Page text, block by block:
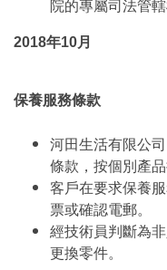
院的專屬司法管轄
2018年10月
保養服務條款
河田生活有限公
條款，按個別產
客戶在要求保養
票或確認電郵。
經技術員判斷為
更換零件。